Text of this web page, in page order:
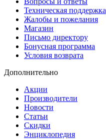
Техническая поддержка
Жалобы и пожелания
Магазин
Письмо директору
Бонусная программа
Условия возврата
Дополнительно
Акции
Производители
Новости
Статьи
Скидки
Энциклопедия